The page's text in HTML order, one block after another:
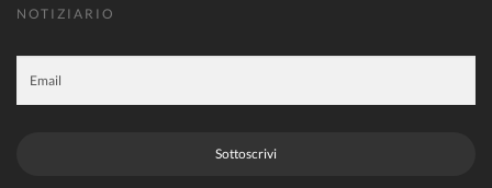
NOTIZIARIO
Sottoscrivi